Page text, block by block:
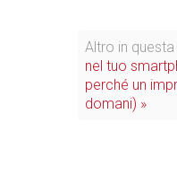
Altro in
nel tuo
perché un
domani) »